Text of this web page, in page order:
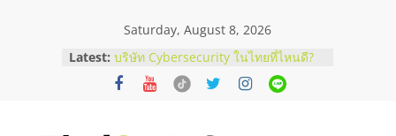
Saturday, August 8, 2026
Latest: บริษัท Cybersecurity ในไทยที่ไหนดี?
วิธีเลือกผู้ให้บริการให้คุ้มค่าและตอบ
โจทย์ธุรกิจ